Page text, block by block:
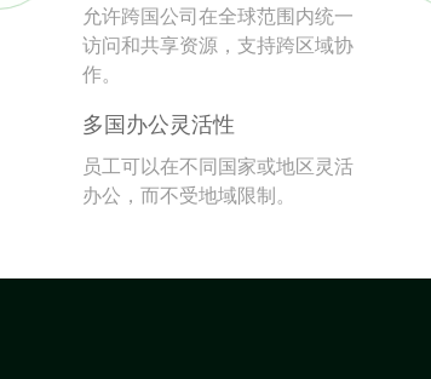
允许跨国公司在全球范围内统一
访问和共享资源，支持跨区域协
作。
多国办公灵活性
员工可以在不同国家或地区灵活
办公，而不受地域限制。